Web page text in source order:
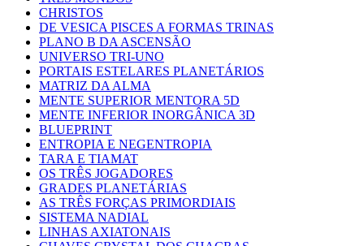
CHRISTOS
DE VESICA PISCES A FORMAS TRINAS
PLANO B DA ASCENSÃO
UNIVERSO TRI-UNO
PORTAIS ESTELARES PLANETÁRIOS
MATRIZ DA ALMA
MENTE SUPERIOR MENTORA 5D
MENTE INFERIOR INORGÂNICA 3D
BLUEPRINT
ENTROPIA E NEGENTROPIA
TARA E TIAMAT
OS TRÊS JOGADORES
GRADES PLANETÁRIAS
AS TRÊS FORÇAS PRIMORDIAIS
SISTEMA NADIAL
LINHAS AXIATONAIS